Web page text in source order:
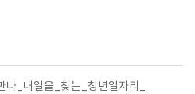
나_내일을_찾는_청년일자리_